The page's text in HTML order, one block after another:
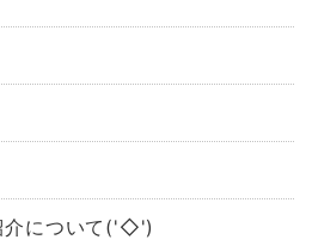
介について('◇')ゞ